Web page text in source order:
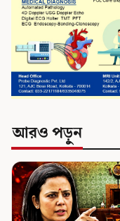
আরও পড়ুন